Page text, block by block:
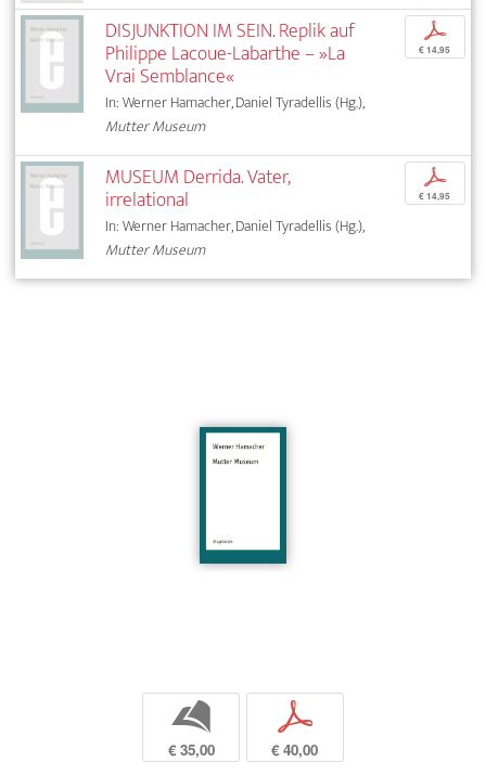
DISJUNKTION IM SEIN. Replik auf
Philippe Lacoue-Labarthe – »La
Vrai Semblance«
In: Werner Hamacher, Daniel Tyradellis (Hg.),
Mutter Museum
p
€ 14,95
MUSEUM Derrida. Vater,
irrelational
In: Werner Hamacher, Daniel Tyradellis (Hg.),
Mutter Museum
p
€ 14,95
b
€ 35,00
p
€ 40,00